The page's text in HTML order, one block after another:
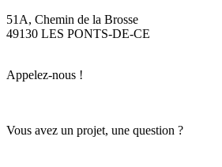
51A, Chemin de la Brosse
49130 LES PONTS-DE-CE
Appelez-nous !
Vous avez un projet, une question ?